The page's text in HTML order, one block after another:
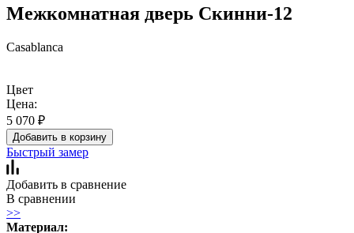
Межкомнатная дверь Скинни-12
Casablanca
Цвет
Цена:
5 070 ₽
Добавить в корзину
Быстрый замер
Добавить в сравнение
В сравнении
>>
Материал: